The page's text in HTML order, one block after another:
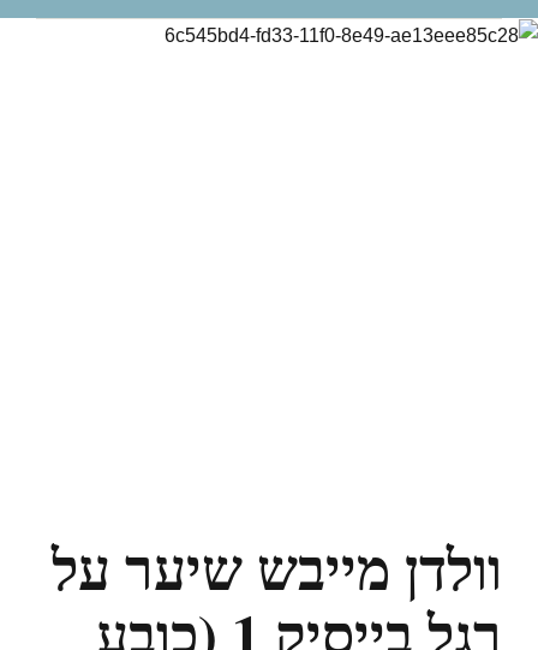
וולדן מייבש שיער על